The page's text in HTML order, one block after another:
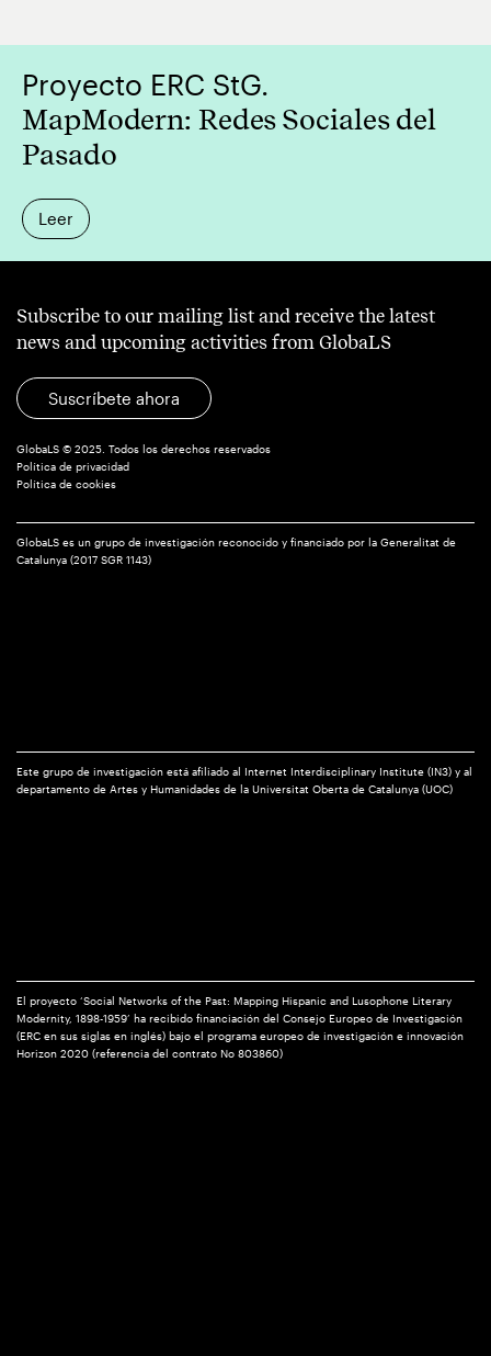
Proyecto ERC StG.
MapModern: Redes Sociales del
Pasado
Leer
Subscribe to our mailing list and receive the latest
news and upcoming activities from GlobaLS
Suscríbete ahora
GlobaLS © 2025. Todos los derechos reservados
Política de privacidad
Política de cookies
GlobaLS es un grupo de investigación reconocido y financiado por la Generalitat de
Catalunya (2017 SGR 1143)
Este grupo de investigación está afiliado al Internet Interdisciplinary Institute (IN3) y al
departamento de Artes y Humanidades de la Universitat Oberta de Catalunya (UOC)
El proyecto ‘Social Networks of the Past: Mapping Hispanic and Lusophone Literary
Modernity, 1898-1959’ ha recibido financiación del Consejo Europeo de Investigación
(ERC en sus siglas en inglés) bajo el programa europeo de investigación e innovación
Horizon 2020 (referencia del contrato No 803860)